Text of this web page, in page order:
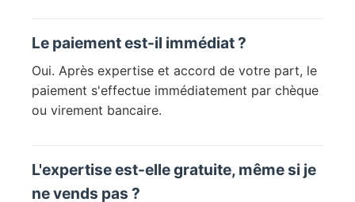
Le paiement est-il immédiat ?
Oui. Après expertise et accord de votre part, le
paiement s'effectue immédiatement par chèque
ou virement bancaire.
L'expertise est-elle gratuite, même si je
ne vends pas ?